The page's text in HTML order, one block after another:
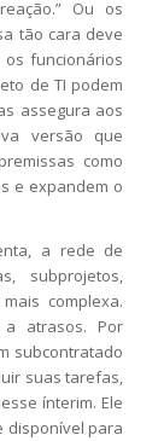
Ou os
tão cara deve
funcionários
de TI podem
assegura aos
versão que
como
e expandem o
a rede de
subprojetos,
complexa.
a atrasos. Por
subcontratado
suas tarefas,
ínterim. Ele
disponível para